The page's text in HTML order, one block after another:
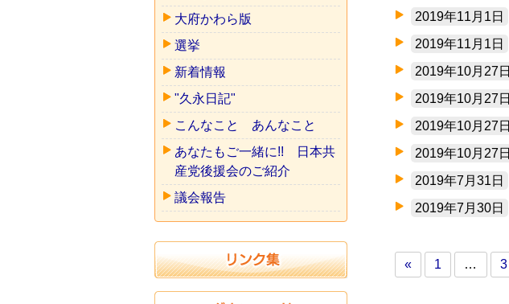
2019年11月1日
2019年11月1日
2019年10月27日
2019年10月27日
2019年10月27日
2019年10月27日
2019年7月31日
2019年7月30日
« 1 … 3
大府かわら版
選挙
新着情報
"久永日記"
こんなこと あんなこと
あなたもご一緒に!! 日本共
産党後援会のご紹介
議会報告